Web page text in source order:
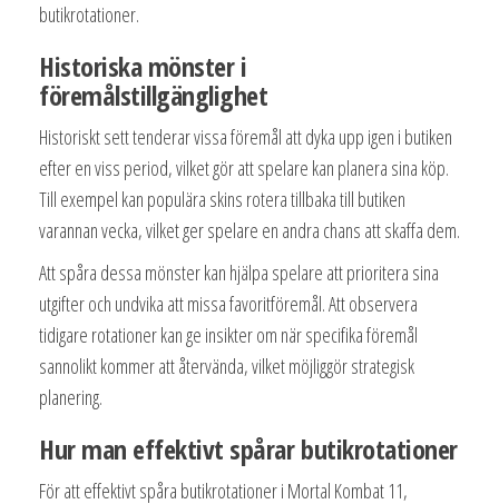
butikrotationer.
Historiska mönster i
föremålstillgänglighet
Historiskt sett tenderar vissa föremål att dyka upp igen i butiken
efter en viss period, vilket gör att spelare kan planera sina köp.
Till exempel kan populära skins rotera tillbaka till butiken
varannan vecka, vilket ger spelare en andra chans att skaffa dem.
Att spåra dessa mönster kan hjälpa spelare att prioritera sina
utgifter och undvika att missa favoritföremål. Att observera
tidigare rotationer kan ge insikter om när specifika föremål
sannolikt kommer att återvända, vilket möjliggör strategisk
planering.
Hur man effektivt spårar butikrotationer
För att effektivt spåra butikrotationer i Mortal Kombat 11,